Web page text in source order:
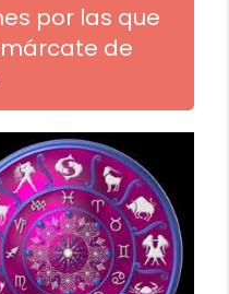
por las que
de